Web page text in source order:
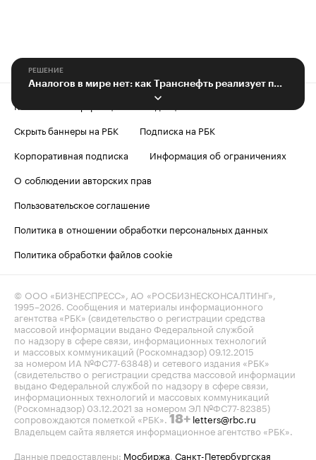
РЕШЕНИЕ
Аналогов в мире нет: как Транснефть реализует программу импортозамещения
Контактная информация
Редакция
Скрыть баннеры на РБК
Подписка на РБК
Корпоративная подписка
Информация об ограничениях
О соблюдении авторских прав
Пользовательское соглашение
Политика в отношении обработки персональных данных
Политика обработки файлов cookie
© ООО «БИЗНЕСПРЕСС», АО «РОСБИЗНЕСКОНСАЛТИНГ»,
1995–2026 . Сообщения и материалы информационного
агентства «РБК» (свидетельство о регистрации средства
массовой информации выдано Федеральной службой
по надзору в сфере связи, информационных технологий
и массовых коммуникаций (Роскомнадзор) 09.12.2015
за номером ИА №ФС77-63848) и сетевого издания «РБК»
(свидетельство о регистрации средства массовой информации
выдано Федеральной службой по надзору в сфере связи,
информационных технологий и массовых коммуникаций
(Роскомнадзор) 03.12.2021 за номером ЭЛ №ФС77-82385)
сопровождаются пометкой «РБК». 18+ letters@rbc.ru
Владельцем сайта является информационное агентство «РБК».
Данные предоставлены: Мосбиржа Санкт-Петербургская